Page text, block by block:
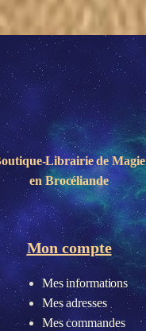
Librairie deMagie
en Brocéliande
Mon compte
Mes informations
Mes adresses
Mes commandes